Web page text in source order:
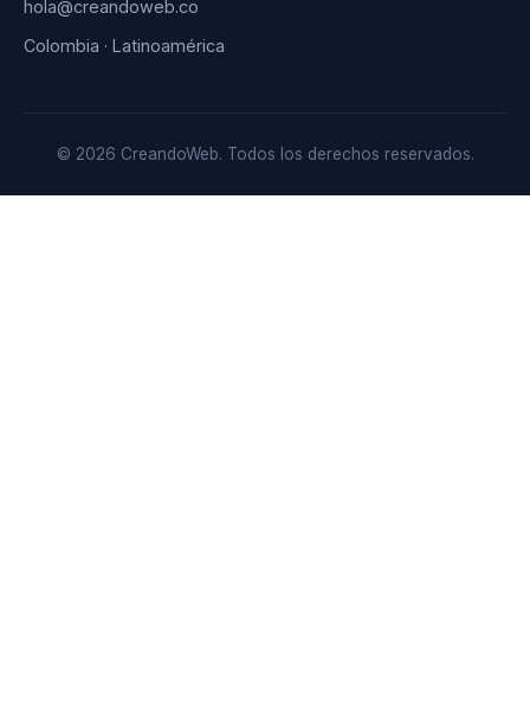
hola@creandoweb.co
Colombia · Latinoamérica
© 2026 CreandoWeb. Todos los derechos reservados.